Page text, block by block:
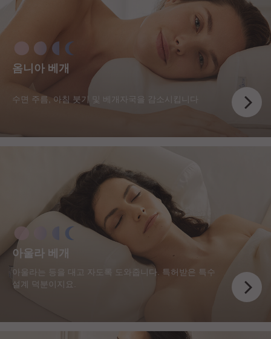
옴니아 베개
수면 주름, 아침 붓기 및 베개자국을 감소시킵니다
아울라 베개
아울라는 등을 대고 자도록 도와줍니다. 특허받은 특수
설계 덕분이지요.